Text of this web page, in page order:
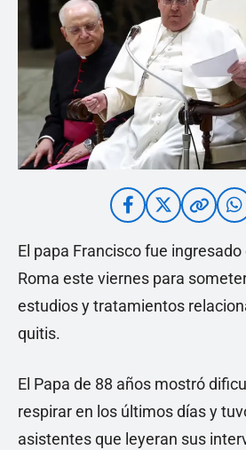
El papa Francisco fue
Roma este viernes para
estudios y tratamientos
quitis.
El Papa de 88 años mostró
respirar en los últimos días y
asistentes que leyeran sus